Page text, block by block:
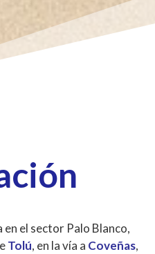
el sector Palo Blanco,
Tolú, en la vía a Coveñas,